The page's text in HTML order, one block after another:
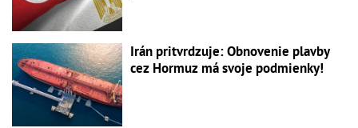
Irán pritvrdzuje: Obnovenie plavby
cez Hormuz má svoje podmienky!